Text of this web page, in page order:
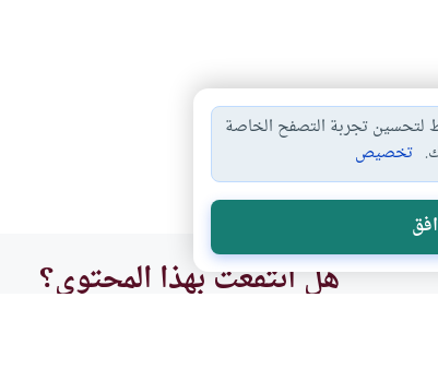
الربح في…
هل انتفعت بهذا المحتوى؟
لتحسين تجربة التصفح الخاصة
تخصيص